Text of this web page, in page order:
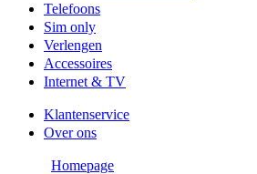
Telefoons
Sim only
Verlengen
Accessoires
Internet & TV
Klantenservice
Over ons
Homepage